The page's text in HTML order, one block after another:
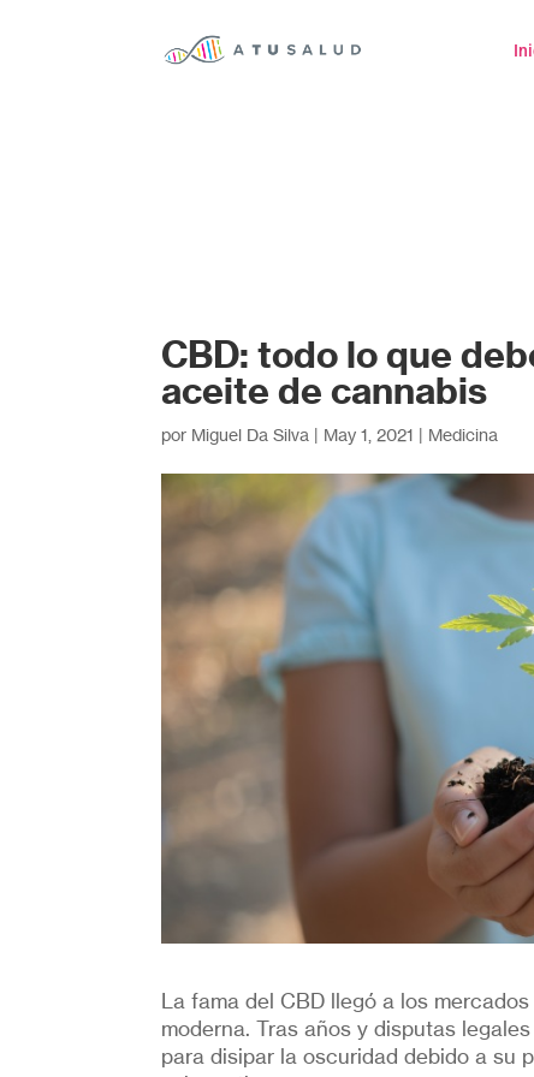
CBD: todo lo que
aceite de cannabis
por Miguel Da Silva | May 1, 2021 | Medicina
La fama del CBD llegó a los
moderna. Tras años y disputas
para disipar la oscuridad debido a su